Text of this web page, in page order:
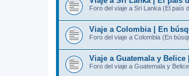
Foro del viaje a Sri Lanka (El país
Viaje a Colombia | En
Foro del viaje a Colombia (En
Viaje a Guatemala y
Foro del viaje a Guatemala y